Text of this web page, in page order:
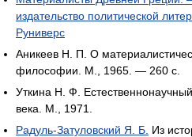
издательство политической
Руниверс
Аникеев Н. П. О
философии. М., 1965. — 260 с.
Уткина Н. Ф.
века. М., 1971.
Радуль-Затуловский Я. Б. Из